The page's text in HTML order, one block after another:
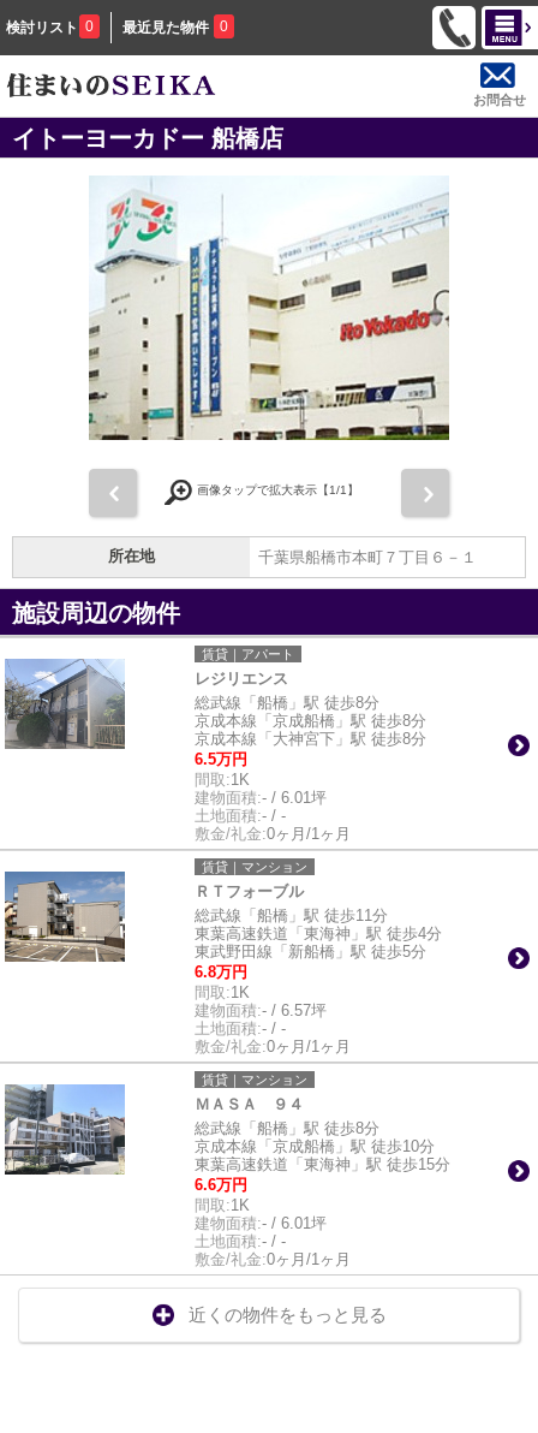
検討リスト 0 最近見た物件 0
お問合せ
イトーヨーカドー 船橋店
画像タップで拡大表示【1/1】
所在地 千葉県船橋市本町７丁目６－１
施設周辺の物件
賃貸｜アパート
レジリエンス
総武線「船橋」駅 徒歩8分
京成本線「京成船橋」駅 徒歩8分
京成本線「大神宮下」駅 徒歩8分
6.5万円
間取:1K
建物面積:- / 6.01坪
土地面積:- / -
敷金/礼金:0ヶ月/1ヶ月
賃貸｜マンション
ＲＴフォーブル
総武線「船橋」駅 徒歩11分
東葉高速鉄道「東海神」駅 徒歩4分
東武野田線「新船橋」駅 徒歩5分
6.8万円
間取:1K
建物面積:- / 6.57坪
土地面積:- / -
敷金/礼金:0ヶ月/1ヶ月
賃貸｜マンション
ＭＡＳＡ ９４
総武線「船橋」駅 徒歩8分
京成本線「京成船橋」駅 徒歩10分
東葉高速鉄道「東海神」駅 徒歩15分
6.6万円
間取:1K
建物面積:- / 6.01坪
土地面積:- / -
敷金/礼金:0ヶ月/1ヶ月
近くの物件をもっと見る